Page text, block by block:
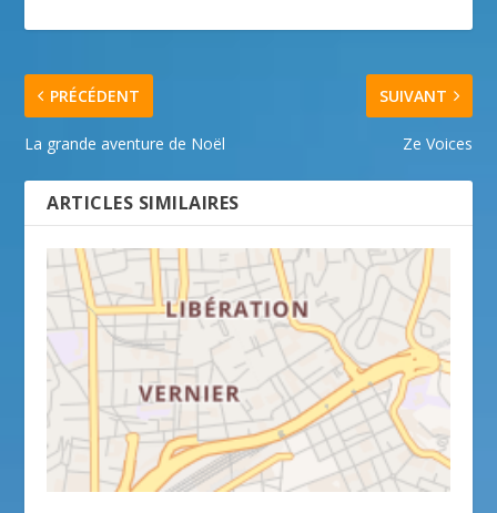
PRÉCÉDENT
La grande aventure de Noël
SUIVANT
Ze Voices
ARTICLES SIMILAIRES